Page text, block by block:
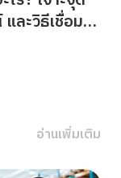
และวิธีเชื่อม
อ่านเพิ่มเติม